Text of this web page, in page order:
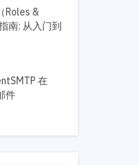
Roles &
南: 从入门到
在
件